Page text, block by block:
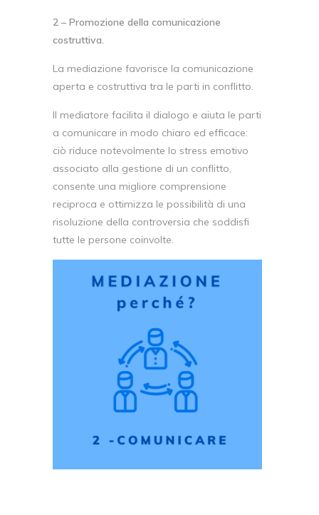
2 – Promozione della comunicazione
costruttiva.
La mediazione favorisce la comunicazione
aperta e costruttiva tra le parti in conflitto.
Il mediatore facilita il dialogo e aiuta le parti
a comunicare in modo chiaro ed efficace:
ciò riduce notevolmente lo stress emotivo
associato alla gestione di un conflitto,
consente una migliore comprensione
reciproca e ottimizza le possibilità di una
risoluzione della controversia che soddisfi
tutte le persone coinvolte.